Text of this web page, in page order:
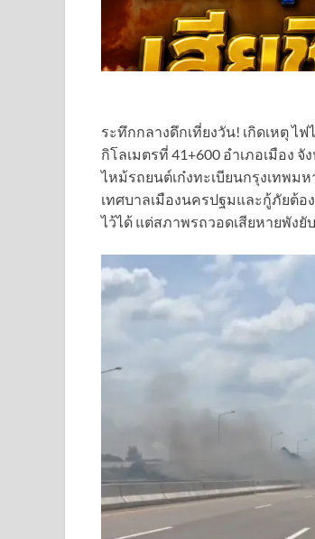
ระทึกกลางดึกเที่ยงวัน! เกิดเหตุ
กิโลเมตรที่ 41+600 อำเภอเมือง
ไหม้รถยนต์เก๋งทะเบียนกรุงเทพม
เทศบาลเมืองนครปฐมและกู้ภัยต้อ
ไว้ได้ แต่สภาพรถวอดเสียหายพังยั